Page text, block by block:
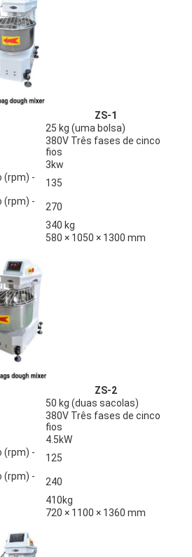
de padaria
ZS-1
25 kg (uma bolsa)
380V Três fases de cinco
fios
3kw
(rpm) -
135
(rpm) -
270
340 kg
580 × 1050 × 1300 mm
ZS-2
50 kg (duas sacolas)
380V Três fases de cinco
fios
4.5kW
(rpm) -
125
(rpm) -
240
410kg
720 × 1100 × 1360 mm